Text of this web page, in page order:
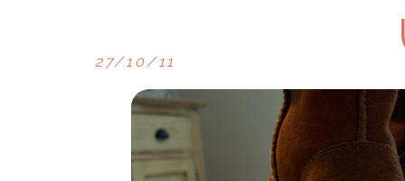
27/10/11